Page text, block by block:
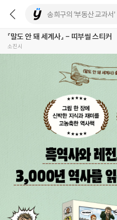
『말도 안 돼 세계사』 - 띠부씰 스티커
소진시